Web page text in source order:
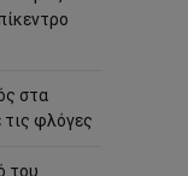
στα
τις φλόγες
του